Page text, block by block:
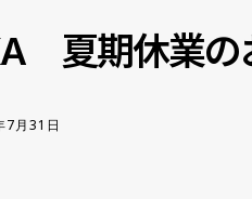
夏期休業の
月31日